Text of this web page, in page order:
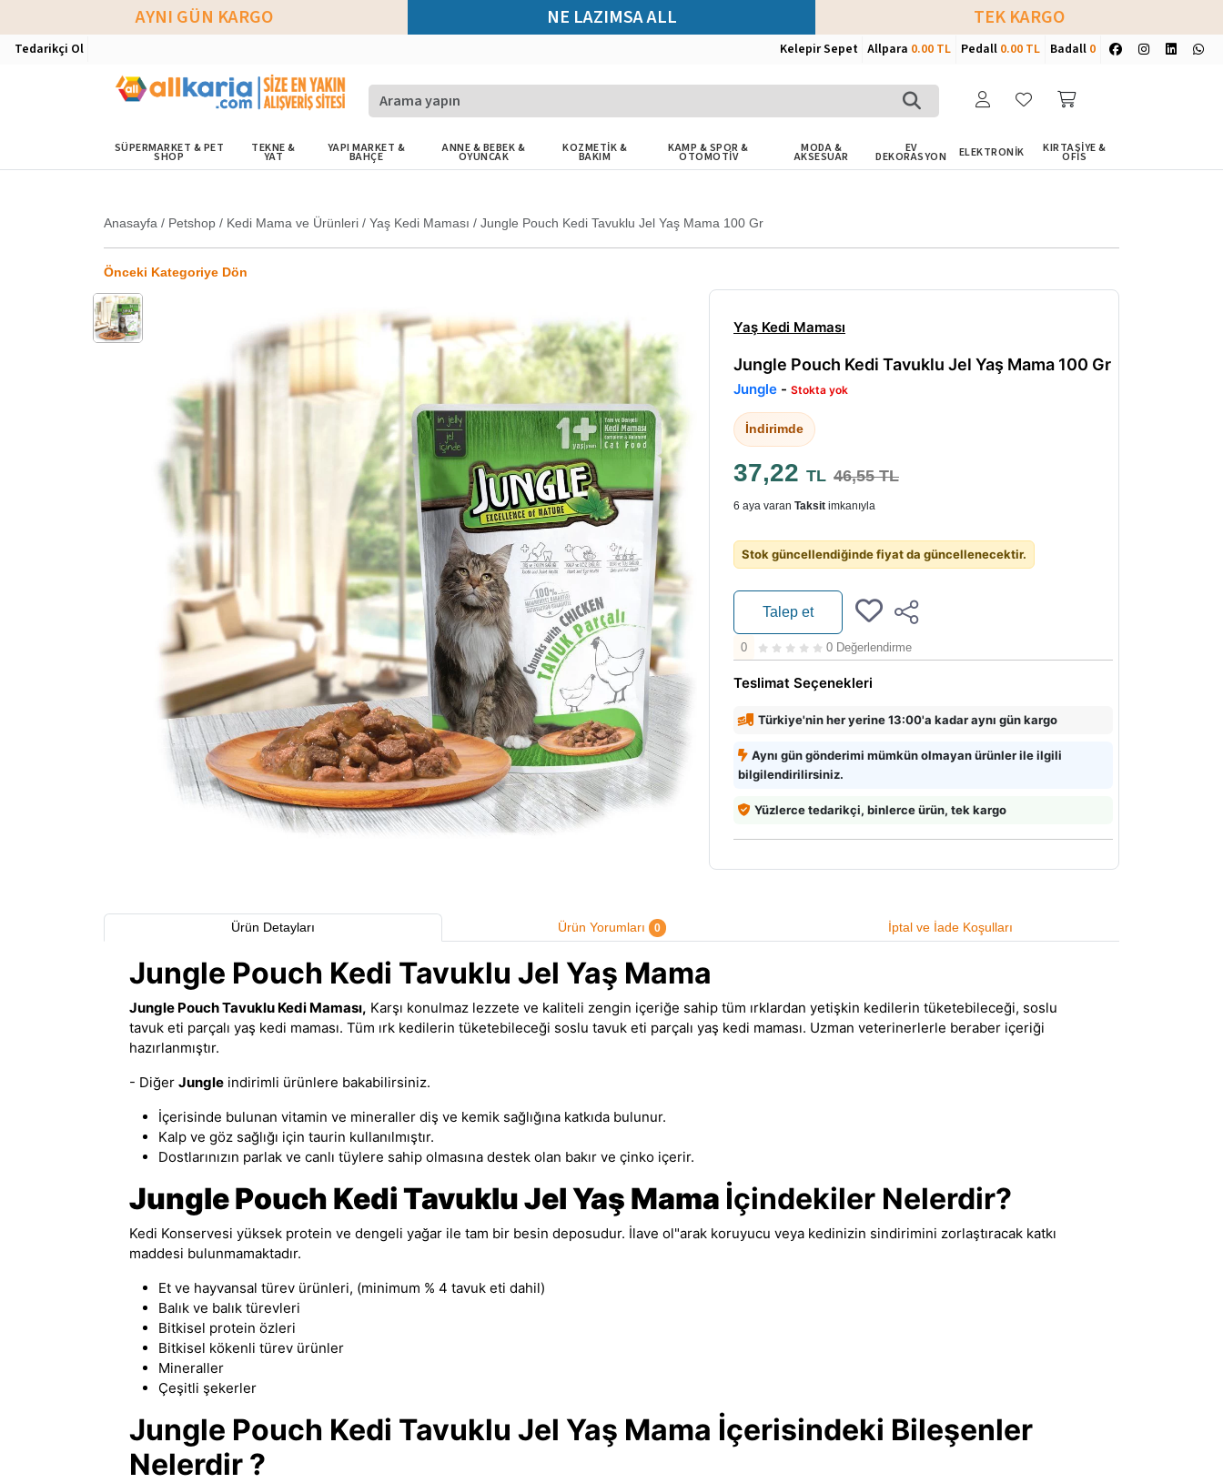
AYNI GÜN KARGO NE LAZIMSA ALL TEK KARGO
Tedarikçi Ol Kelepir Sepet Allpara 0.00 TL Pedall 0.00 TL Badall 0
SÜPERMARKET & PET
SHOP
TEKNE &
YAT
YAPI MARKET &
BAHÇE
ANNE & BEBEK &
OYUNCAK
KOZMETİK &
BAKIM
KAMP & SPOR &
OTOMOTİV
MODA &
AKSESUAR
EV
DEKORASYON ELEKTRONİK KIRTASİYE &
OFİS
Anasayfa / Petshop / Kedi Mama ve Ürünleri / Yaş Kedi Maması / Jungle Pouch Kedi Tavuklu Jel Yaş Mama 100 Gr
Önceki Kategoriye Dön
Yaş Kedi Maması
Jungle Pouch Kedi Tavuklu Jel Yaş Mama 100 Gr
Jungle - Stokta yok
İndirimde
37,22 TL 46,55 TL
6 aya varan Taksit imkanıyla
Stok güncellendiğinde fiyat da güncellenecektir.
Talep et
0 0 Değerlendirme
Teslimat Seçenekleri
Türkiye'nin her yerine 13:00'a kadar aynı gün kargo
Aynı gün gönderimi mümkün olmayan ürünler ile ilgili
bilgilendirilirsiniz.
Yüzlerce tedarikçi, binlerce ürün, tek kargo
Ürün Detayları Ürün Yorumları 0 İptal ve İade Koşulları
Jungle Pouch Kedi Tavuklu Jel Yaş Mama
Jungle Pouch Tavuklu Kedi Maması, Karşı konulmaz lezzete ve kaliteli zengin içeriğe sahip tüm ırklardan yetişkin kedilerin tüketebileceği, soslu
tavuk eti parçalı yaş kedi maması. Tüm ırk kedilerin tüketebileceği soslu tavuk eti parçalı yaş kedi maması. Uzman veterinerlerle beraber içeriği
hazırlanmıştır.
- Diğer Jungle indirimli ürünlere bakabilirsiniz.
İçerisinde bulunan vitamin ve mineraller diş ve kemik sağlığına katkıda bulunur.
Kalp ve göz sağlığı için taurin kullanılmıştır.
Dostlarınızın parlak ve canlı tüylere sahip olmasına destek olan bakır ve çinko içerir.
Jungle Pouch Kedi Tavuklu Jel Yaş Mama İçindekiler Nelerdir?
Kedi Konservesi yüksek protein ve dengeli yağar ile tam bir besin deposudur. İlave ol"arak koruyucu veya kedinizin sindirimini zorlaştıracak katkı
maddesi bulunmamaktadır.
Et ve hayvansal türev ürünleri, (minimum % 4 tavuk eti dahil)
Balık ve balık türevleri
Bitkisel protein özleri
Bitkisel kökenli türev ürünler
Mineraller
Çeşitli şekerler
Jungle Pouch Kedi Tavuklu Jel Yaş Mama İçerisindeki Bileşenler
Nelerdir ?